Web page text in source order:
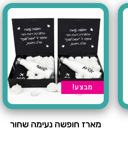
מבצע!
מארז חופשה נעימה שחור